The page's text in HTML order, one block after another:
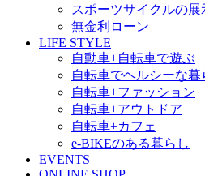
スポーツサイクルの展
無金利ローン
LIFE STYLE
自動車+自転車で遊ぶ
自転車でヘルシーな暮
自転車+ファッション
自転車+アウトドア
自転車+カフェ
e-BIKEのある暮らし
EVENTS